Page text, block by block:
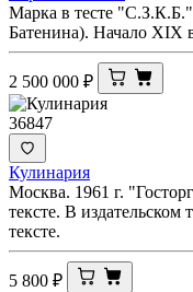
Марка в тесте "С.З.К.Б."
Батенина). Начало XIX
2 500 000 ₽
36847
Кулинария
Москва. 1961 г.
тексте. В
тексте.
5 800 ₽